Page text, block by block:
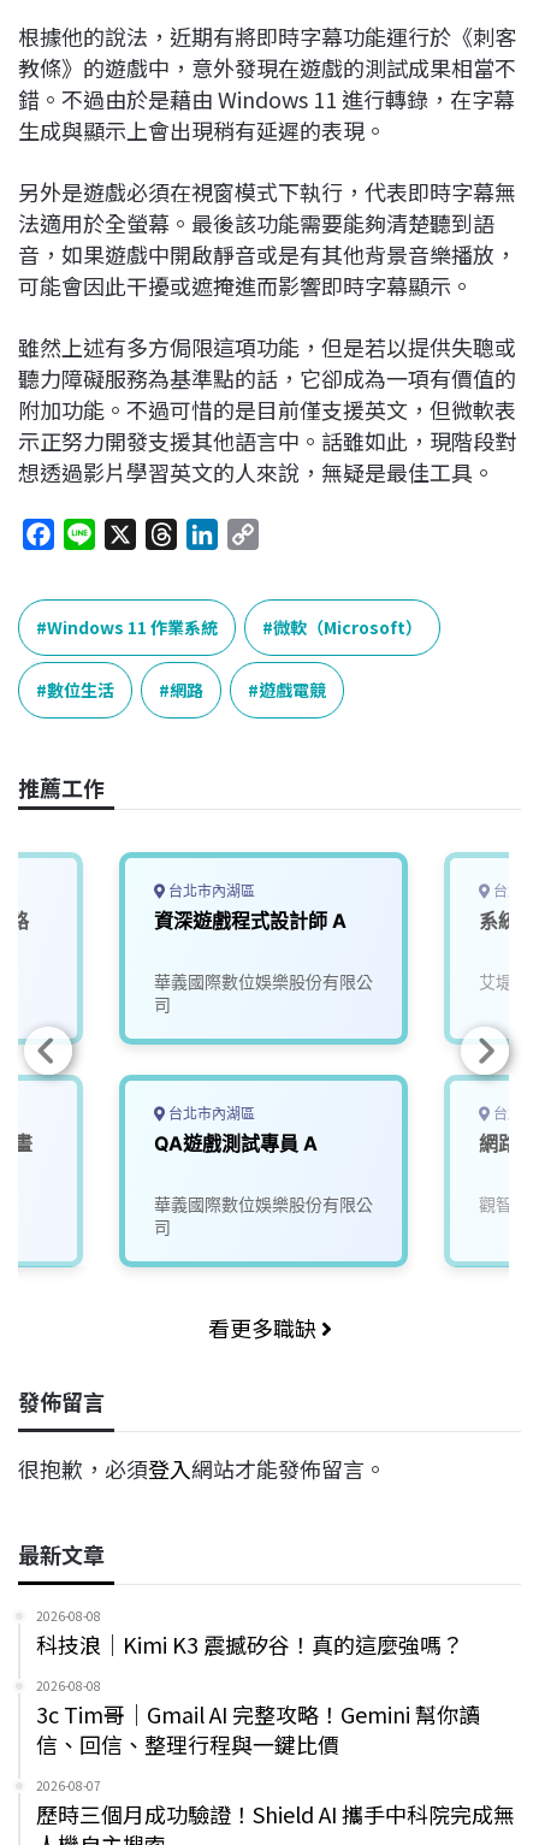
根據他的說法，近期有將即時字幕功能運行於《刺客
教條》的遊戲中，意外發現在遊戲的測試成果相當不
錯。不過由於是藉由 Windows 11 進行轉錄，在字幕
生成與顯示上會出現稍有延遲的表現。
另外是遊戲必須在視窗模式下執行，代表即時字幕無
法適用於全螢幕。最後該功能需要能夠清楚聽到語
音，如果遊戲中開啟靜音或是有其他背景音樂播放，
可能會因此干擾或遮掩進而影響即時字幕顯示。
雖然上述有多方侷限這項功能，但是若以提供失聰或
聽力障礙服務為基準點的話，它卻成為一項有價值的
附加功能。不過可惜的是目前僅支援英文，但微軟表
示正努力開發支援其他語言中。話雖如此，現階段對
想透過影片學習英文的人來說，無疑是最佳工具。
c
e
b
o
o
n
e
r
e
a
d
s
n
e
d
p
y
L
i
n
Windows 11 作業系統 微軟（Microsoft）
數位生活 網路 遊戲電競
推薦工作
路
畫
台北市內湖區
資深遊戲程式設計師 A
華義國際數位娛樂股份有限公
司
台北市內湖區
QA遊戲測試專員 A
華義國際數位娛樂股份有限公
司
台北
系統
艾堤瑪
台北
網路
觀智宅
看更多職缺
發佈留言
很抱歉，必須登入網站才能發佈留言。
最新文章
2026-08-08
科技浪｜Kimi K3 震撼矽谷！真的這麼強嗎？
2026-08-08
3c Tim哥｜Gmail AI 完整攻略！Gemini 幫你讀
信、回信、整理行程與一鍵比價
2026-08-07
歷時三個月成功驗證！Shield AI 攜手中科院完成無